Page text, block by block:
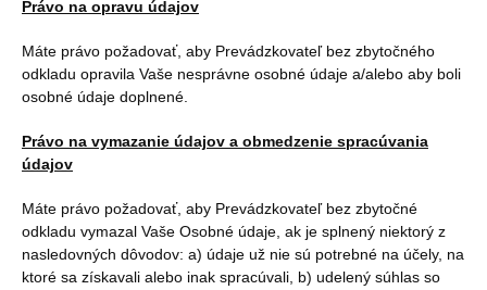
Právo na opravu údajov
Máte právo požadovať, aby Prevádzkovateľ bez zbytočného
odkladu opravila Vaše nesprávne osobné údaje a/alebo aby boli
osobné údaje doplnené.
Právo na vymazanie údajov a obmedzenie spracúvania
údajov
Máte právo požadovať, aby Prevádzkovateľ bez zbytočné
odkladu vymazal Vaše Osobné údaje, ak je splnený niektorý z
nasledovných dôvodov: a) údaje už nie sú potrebné na účely, na
ktoré sa získavali alebo inak spracúvali, b) udelený súhlas so